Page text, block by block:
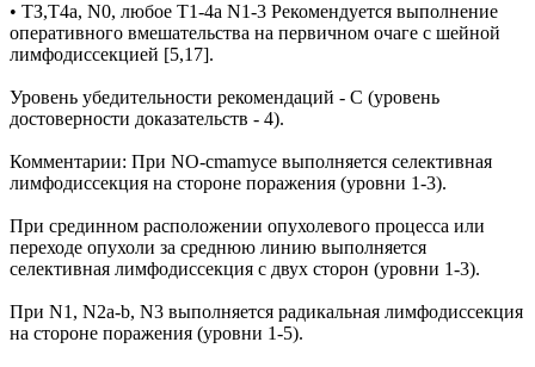
• ТЗ,Т4а, N0, любое Т1-4а N1-3 Рекомендуется выполнение
оперативного вмешательства на первичном очаге с шейной
лимфодиссекцией [5,17].
Уровень убедительности рекомендаций - С (уровень
достоверности доказательств - 4).
Комментарии: При NO-cmamyce выполняется селективная
лимфодиссекция на стороне поражения (уровни 1-3).
При срединном расположении опухолевого процесса или
переходе опухоли за среднюю линию выполняется
селективная лимфодиссекция с двух сторон (уровни 1-3).
При N1, N2a-b, N3 выполняется радикальная лимфодиссекция
на стороне поражения (уровни 1-5).